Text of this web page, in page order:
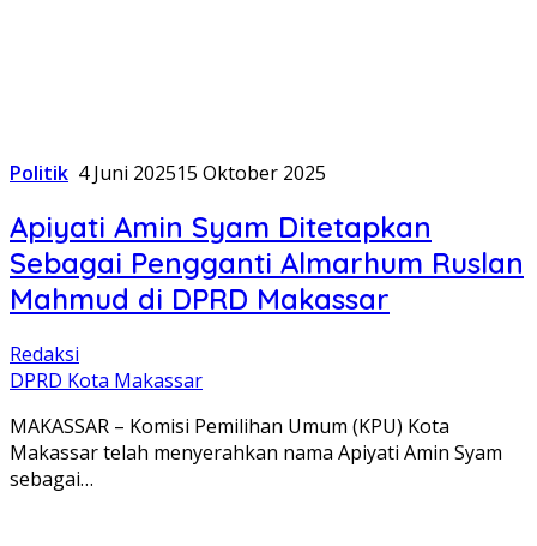
Politik 4 Juni 202515 Oktober 2025
Apiyati Amin Syam Ditetapkan
Sebagai Pengganti Almarhum Ruslan
Mahmud di DPRD Makassar
Redaksi
DPRD Kota Makassar
MAKASSAR – Komisi Pemilihan Umum (KPU) Kota
Makassar telah menyerahkan nama Apiyati Amin Syam
sebagai…